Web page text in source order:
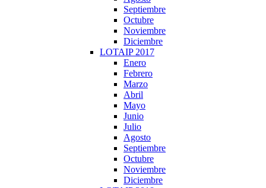
Septiembre
Octubre
Noviembre
Diciembre
LOTAIP 2017
Enero
Febrero
Marzo
Abril
Mayo
Junio
Julio
Agosto
Septiembre
Octubre
Noviembre
Diciembre